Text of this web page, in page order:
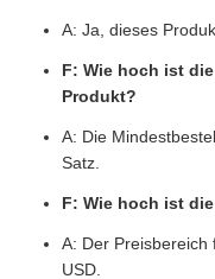
A: Ja, dieses
F: Wie hoch ist
Produkt?
A: Die
Satz.
F: Wie hoch ist
A: Der
USD.